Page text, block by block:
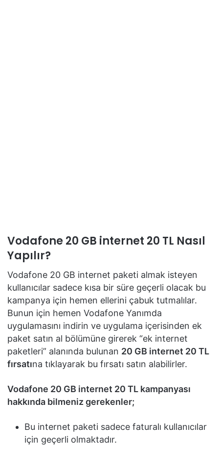
Vodafone 20 GB internet 20 TL Nasıl
Yapılır?
Vodafone 20 GB internet paketi almak isteyen
kullanıcılar sadece kısa bir süre geçerli olacak bu
kampanya için hemen ellerini çabuk tutmalılar.
Bunun için hemen Vodafone Yanımda
uygulamasını indirin ve uygulama içerisinden ek
paket satın al bölümüne girerek “ek internet
paketleri” alanında bulunan 20 GB internet 20 TL
fırsatına tıklayarak bu fırsatı satın alabilirler.
Vodafone 20 GB internet 20 TL kampanyası
hakkında bilmeniz gerekenler;
Bu internet paketi sadece faturalı kullanıcılar
için geçerli olmaktadır.